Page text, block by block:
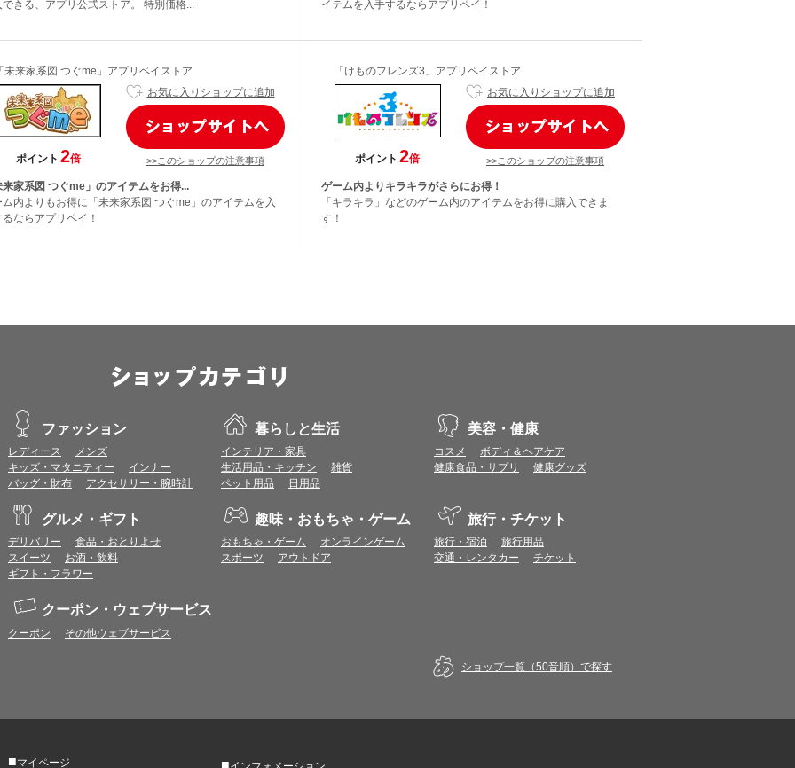
できる、アプリ公式ストア。 特別価格...
イテムを入手するならアプリペイ！
「未来家系図 つぐme」アプリペイストア
ポイント 2倍
お気に入りショップに追加
>>このショップの注意事項
来家系図 つぐme」のアイテムをお得...
ム内よりもお得に「未来家系図 つぐme」のアイテムを入
ならアプリペイ！
「けものフレンズ3」アプリペイストア
ポイント 2倍
お気に入りショップに追加
>>このショップの注意事項
ゲーム内よりキラキラがさらにお得！
「キラキラ」などのゲーム内のアイテムをお得に購入できま
す！
ファッション
レディース
メンズ
キッズ・マタニティー
インナー
バッグ・財布
アクセサリー・腕時計
暮らしと生活
インテリア・家具
生活用品・キッチン
雑貨
ペット用品
日用品
美容・健康
コスメ
ボディ＆ヘアケア
健康食品・サプリ
健康グッズ
グルメ・ギフト
デリバリー
食品・おとりよせ
スイーツ
お酒・飲料
ギフト・フラワー
趣味・おもちゃ・ゲーム
おもちゃ・ゲーム
オンラインゲーム
スポーツ
アウトドア
旅行・チケット
旅行・宿泊
旅行用品
交通・レンタカー
チケット
クーポン・ウェブサービス
クーポン その他ウェブサービス
ショップ一覧（50音順）で探す
■マイページ